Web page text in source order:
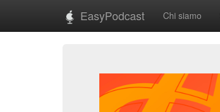
EasyPodcast Chi siamo